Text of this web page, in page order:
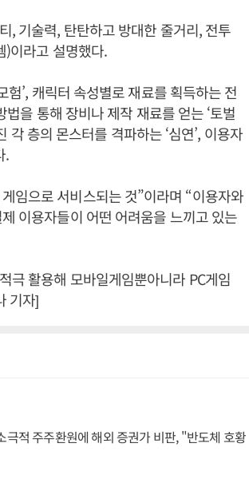
, 기술력, 탄탄하고 방대한 줄거리, 전투
)이라고 설명했다.
’, 캐릭터 속성별로 재료를 획득하는 전
을 통해 장비나 제작 재료를 얻는 ‘토벌
각 층의 몬스터를 격파하는 ‘심연’, 이용자
.
임으로 서비스되는 것”이라며 “이용자와
이용자들이 어떤 어려움을 느끼고 있는
극 활용해 모바일게임뿐아니라 PC게임
기자]
극적 주주환원에 해외 증권가 비판, "반도체 호황